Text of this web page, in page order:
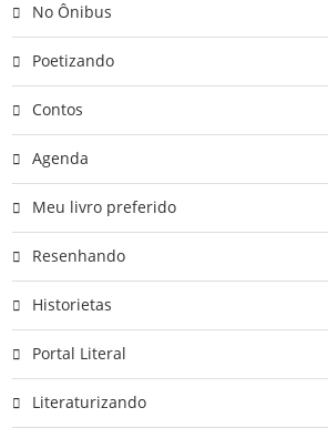
No Ônibus
Poetizando
Contos
Agenda
Meu livro preferido
Resenhando
Historietas
Portal Literal
Literaturizando